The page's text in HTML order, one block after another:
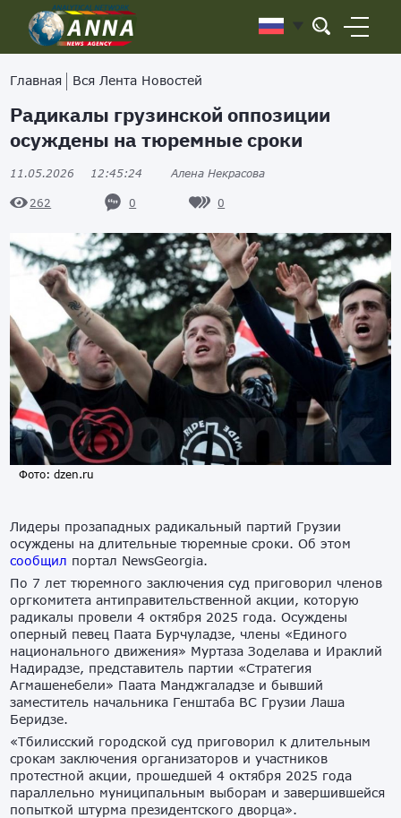
Главная Вся Лента Новостей
Радикалы грузинской оппозиции
осуждены на тюремные сроки
11.05.2026 12:45:24 Алена Некрасова
262 0 0
Фото: dzen.ru
Лидеры прозападных радикальный партий Грузии
осуждены на длительные тюремные сроки. Об этом
сообщил портал NewsGeorgia.
По 7 лет тюремного заключения суд приговорил членов
оргкомитета антиправительственной акции, которую
радикалы провели 4 октября 2025 года. Осуждены
оперный певец Паата Бурчуладзе, члены «Единого
национального движения» Муртаза Зоделава и Ираклий
Надирадзе, представитель партии «Стратегия
Агмашенебели» Паата Манджгаладзе и бывший
заместитель начальника Генштаба ВС Грузии Лаша
Беридзе.
«Тбилисский городской суд приговорил к длительным
срокам заключения организаторов и участников
протестной акции, прошедшей 4 октября 2025 года
параллельно муниципальным выборам и завершившейся
попыткой штурма президентского дворца».